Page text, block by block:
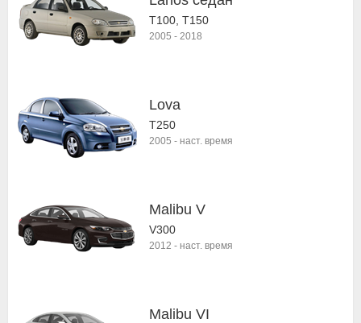
T100, T150
2005 - 2018
Lova
T250
2005 - наст. время
Malibu V
V300
2012 - наст. время
Malibu VI